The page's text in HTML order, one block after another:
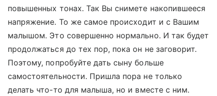
повышенных тонах. Так Вы снимете накопившееся
напряжение. То же самое происходит и с Вашим
малышом. Это совершенно нормально. И так будет
продолжаться до тех пор, пока он не заговорит.
Поэтому, попробуйте дать сыну больше
самостоятельности. Пришла пора не только
делать что-то для малыша, но и вместе с ним.